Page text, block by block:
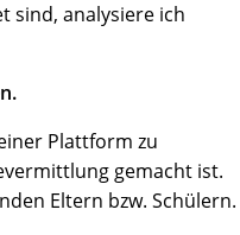
sind, analysiere ich
Plattform zu
gemacht ist.
Eltern bzw. Schülern.